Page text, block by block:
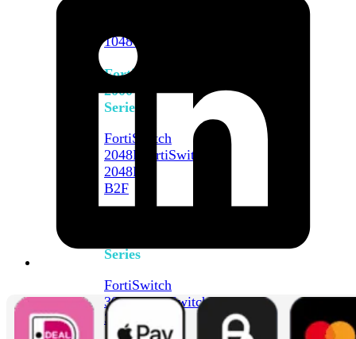
1048G
FortiSwitch
2000
Series
FortiSwitch
2048F
FortiSwitch
2048F-
B2F
Series
FortiSwitch
3032EFortiSwitch
3032G